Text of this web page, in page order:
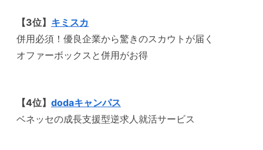
【3位】 キミスカ
併用必須！優良企業から驚きのスカウトが届く
オファーボックスと併用がお得
【4位】 dodaキャンパス
ベネッセの成長支援型逆求人就活サービス